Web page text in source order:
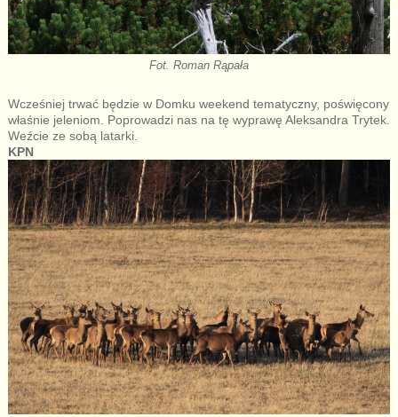
Fot. Roman Rąpała
Wcześniej trwać będzie w Domku weekend tematyczny, poświęcony
właśnie jeleniom. Poprowadzi nas na tę wyprawę Aleksandra Trytek.
Weźcie ze sobą latarki.
KPN